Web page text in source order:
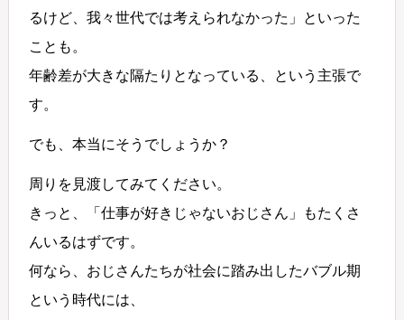
るけど、我々世代では考えられなかった」といった
ことも。
年齢差が大きな隔たりとなっている、という主張で
す。
でも、本当にそうでしょうか？
周りを見渡してみてください。
きっと、「仕事が好きじゃないおじさん」もたくさ
んいるはずです。
何なら、おじさんたちが社会に踏み出したバブル期
という時代には、